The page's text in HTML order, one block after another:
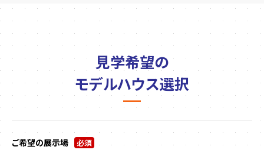
見学希望の
モデルハウス選択
ご希望の展示場 必須